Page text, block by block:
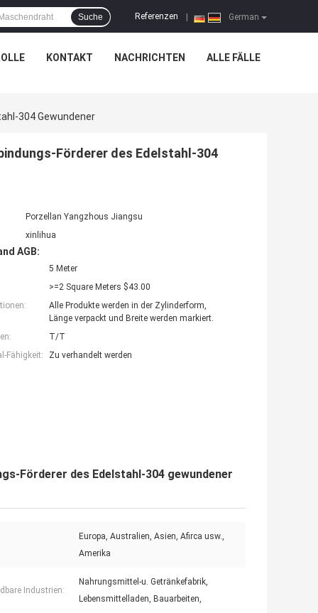
German
Referenzen
Suche
KONTAKT NACHRICHTEN ALLE FÄLLE
304 Gewundener
Förderer des Edelstahl-304
Porzellan Yangzhous Jiangsu
xinlihua
AGB:
5 Meter
>=2 Square Meters $43.00
Alle Produkte werden in der Zylinderform,
Länge verpackt und Breite werden markiert.
T/T
Fähigkeit:
Zu verhandelt werden
Förderer des Edelstahl-304 gewundener
Europa, Australien, Asien, Afirca usw.,
Amerika
Industrien:
Nahrungsmittel-u. Getränkefabrik,
Lebensmittelladen, Bauarbeiten,